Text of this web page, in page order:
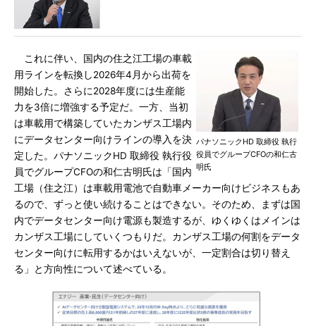
パナソニックHD 取締役 執行
役員でグループCFOの和仁古
明氏
これに伴い、国内の住之江工場の車載
用ラインを転換し2026年4月から出荷を
開始した。さらに2028年度には生産能
力を3倍に増強する予定だ。一方、当初
は車載用で構築していたカンザス工場内
にデータセンター向けラインの導入を決
定した。パナソニックHD 取締役 執行役
員でグループCFOの和仁古明氏は「国内
工場（住之江）は車載用電池で自動車メーカー向けビジネスもあ
るので、ずっと使い続けることはできない。そのため、まずは国
内でデータセンター向け電源も製造するが、ゆくゆくはメインは
カンザス工場にしていくつもりだ。カンザス工場の何割をデータ
センター向けに転用するかはいえないが、一定割合は切り替え
る」と方向性について述べている。